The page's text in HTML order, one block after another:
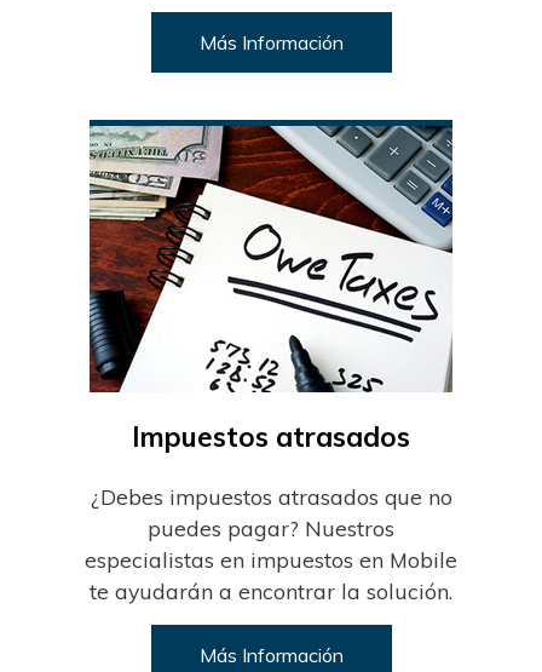
Más Información
Impuestos atrasados
¿Debes impuestos atrasados que no
puedes pagar? Nuestros
especialistas en impuestos en Mobile
te ayudarán a encontrar la solución.
Más Información